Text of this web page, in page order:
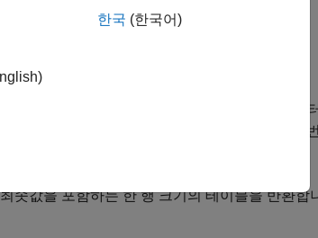
첫 번째 차원을 따라 연산을 수행하며, 요소를 벡
가 첫
니다.
솟값을 포함하는 한 행 크기의 테이블을 반환합
한국 (한국어)